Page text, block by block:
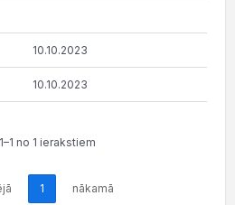
10.10.2023
10.10.2023
no 1 ierakstiem
1 nākamā